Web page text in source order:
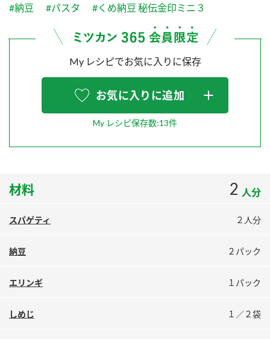
ふりかけ おすしの素
炊き込みご飯の素 米飯用調味液
納豆 Fibee
鍋なび
納豆のサイト
ぽん酢サワー
鍋奉行マニュアル
人気商品 ＋ おすすめレシピ
ZENB initiative
MIM（ミツカンミュージアム）
各部門が大切にしていること
お客様相談センター
お客様の声をいかしました
販売終了製品のご案内
お問い合わせ
#納豆 #パスタ #くめ納豆 秘伝金印ミニ３
My レシピでお気に入りに保存
お気に入りに追加
My レシピ保存数:13件
材料 2 人分
スパゲティ ２人分
納豆 ２パック
エリンギ １パック
しめじ １／２袋